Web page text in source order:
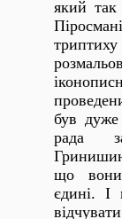
який так
був
рада
що вони
єдині. І